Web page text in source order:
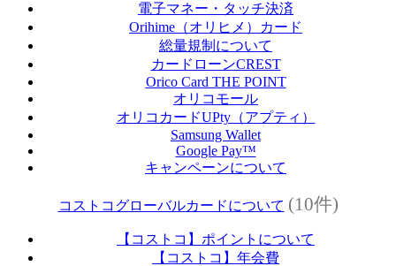
電子マネー・タッチ決済
Orihime（オリヒメ）カード
総量規制について
カードローンCREST
Orico Card THE POINT
オリコモール
オリコカードUPty（アプティ）
Samsung Wallet
Google Pay™
キャンペーンについて
コストコグローバルカードについて (10件)
【コストコ】ポイントについて
【コストコ】年会費